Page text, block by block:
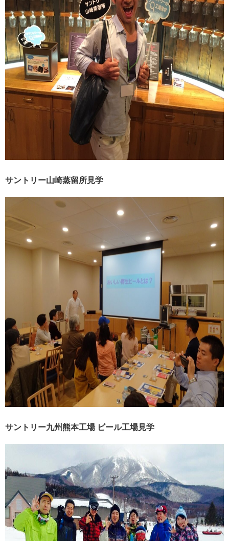
サントリー山崎蒸留所見学
サントリー九州熊本工場 ビール工場見学